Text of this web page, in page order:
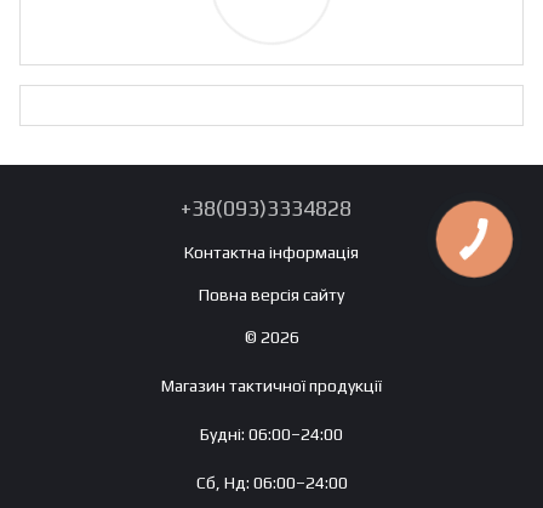
+38(093)3334828
Контактна інформація
Повна версія сайту
© 2026
Магазин тактичної продукції
Будні: 06:00–24:00
Сб, Нд: 06:00–24:00